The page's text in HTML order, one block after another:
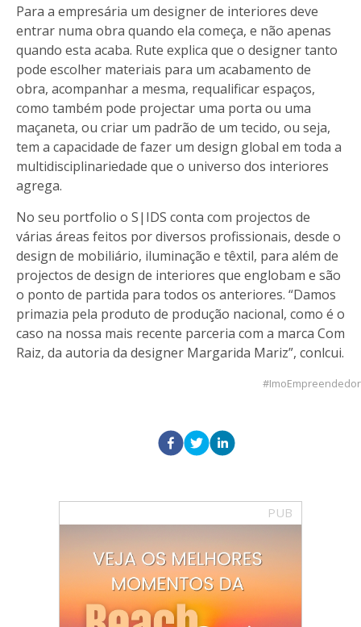
Para a empresária um designer de interiores deve
entrar numa obra quando ela começa, e não apenas
quando esta acaba. Rute explica que o designer tanto
pode escolher materiais para um acabamento de
obra, acompanhar a mesma, requalificar espaços,
como também pode projectar uma porta ou uma
maçaneta, ou criar um padrão de um tecido, ou seja,
tem a capacidade de fazer um design global em toda a
multidisciplinariedade que o universo dos interiores
agrega.
No seu portfolio o S|IDS conta com projectos de
várias áreas feitos por diversos profissionais, desde o
design de mobiliário, iluminação e têxtil, para além de
projectos de design de interiores que englobam e são
o ponto de partida para todos os anteriores. “Damos
primazia pela produto de produção nacional, como é o
caso na nossa mais recente parceria com a marca Com
Raiz, da autoria da designer Margarida Mariz”, conlcui.
ImoEmpreendedor
PUB